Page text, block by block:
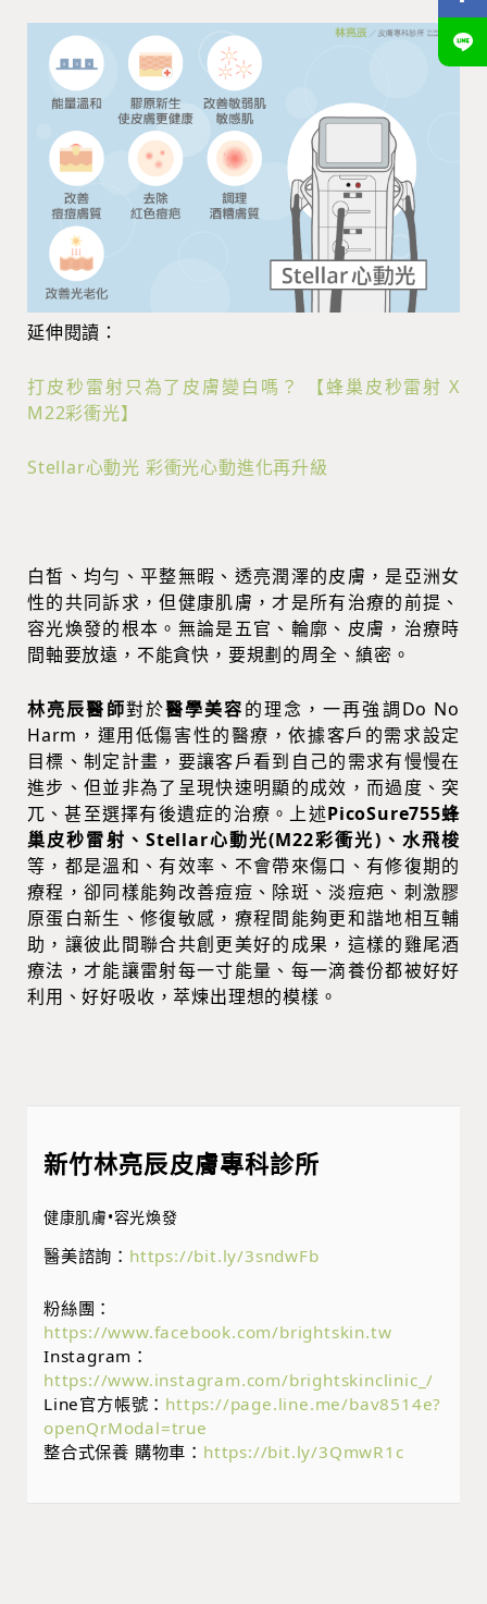
延伸閱讀：
打皮秒雷射只為了皮膚變白嗎？ 【蜂巢皮秒雷射 X
M22彩衝光】
Stellar心動光 彩衝光心動進化再升級
白皙、均勻、平整無暇、透亮潤澤的皮膚，是亞洲女
性的共同訴求，但健康肌膚，才是所有治療的前提、
容光煥發的根本。無論是五官、輪廓、皮膚，治療時
間軸要放遠，不能貪快，要規劃的周全、縝密。
林亮辰醫師對於醫學美容的理念，一再強調Do No
Harm，運用低傷害性的醫療，依據客戶的需求設定
目標、制定計畫，要讓客戶看到自己的需求有慢慢在
進步、但並非為了呈現快速明顯的成效，而過度、突
兀、甚至選擇有後遺症的治療。上述PicoSure755蜂
巢皮秒雷射、Stellar心動光(M22彩衝光)、水飛梭
等，都是溫和、有效率、不會帶來傷口、有修復期的
療程，卻同樣能夠改善痘痘、除斑、淡痘疤、刺激膠
原蛋白新生、修復敏感，療程間能夠更和諧地相互輔
助，讓彼此間聯合共創更美好的成果，這樣的雞尾酒
療法，才能讓雷射每一寸能量、每一滴養份都被好好
利用、好好吸收，萃煉出理想的模樣。
新竹林亮辰皮膚專科診所
健康肌膚•容光煥發
醫美諮詢： https://bit.ly/3sndwFb
粉絲團：
https://www.facebook.com/brightskin.tw
Instagram：
https://www.instagram.com/brightskinclinic_/
Line官方帳號： https://page.line.me/bav8514e?
openQrModal=true
整合式保養 購物車： https://bit.ly/3QmwR1c